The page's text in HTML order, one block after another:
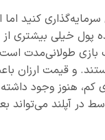
کنید اما
پول خیلی بیشتری از
بازی طولانی‌مدت
و قیمت ارزان
کم، هنوز وجود
در آپلند می‌تواند